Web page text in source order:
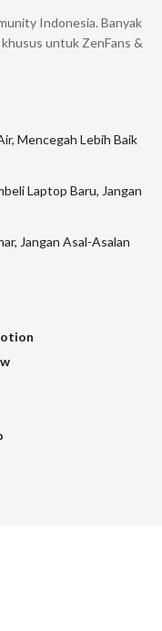
Indonesia. Banyak
untuk ZenFans &
Mencegah Lebih Baik
Laptop Baru, Jangan
Jangan Asal-Asalan